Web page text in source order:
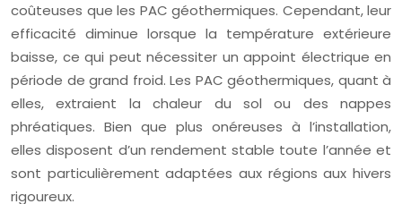
coûteuses que les PAC géothermiques. Cependant, leur
efficacité diminue lorsque la température extérieure
baisse, ce qui peut nécessiter un appoint électrique en
période de grand froid. Les PAC géothermiques, quant à
elles, extraient la chaleur du sol ou des nappes
phréatiques. Bien que plus onéreuses à l’installation,
elles disposent d’un rendement stable toute l’année et
sont particulièrement adaptées aux régions aux hivers
rigoureux.